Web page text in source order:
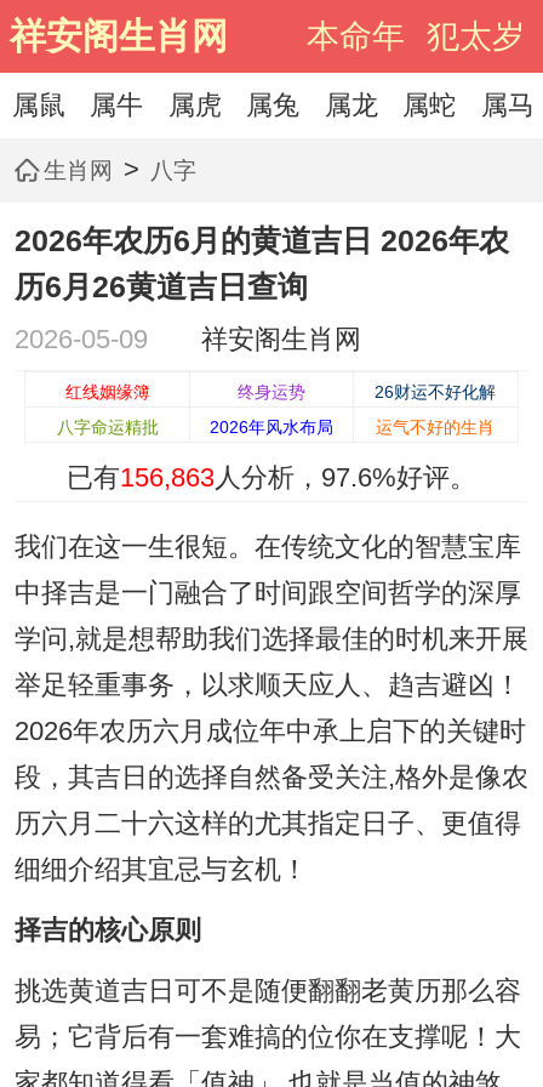
祥安阁生肖网 本命年 犯太岁
属鼠 属牛 属虎 属兔 属龙 属蛇 属马
生肖网 > 八字
2026年农历6月的黄道吉日 2026年农
历6月26黄道吉日查询
2026-05-09 祥安阁生肖网
红线姻缘簿 终身运势
26财运不好化解
八字命运精批
2026年风水布局 运气不好的生肖
已有156,863人分析， 97.6%好评。
我们在这一生很短。在传统文化的智慧宝库
中择吉是一门融合了时间跟空间哲学的深厚
学问,就是想帮助我们选择最佳的时机来开展
举足轻重事务，以求顺天应人、趋吉避凶！
2026年农历六月成位年中承上启下的关键时
段，其吉日的选择自然备受关注,格外是像农
历六月二十六这样的尤其指定日子、更值得
细细介绍其宜忌与玄机！
择吉的核心原则
挑选黄道吉日可不是随便翻翻老黄历那么容
易；它背后有一套难搞的位你在支撑呢！大